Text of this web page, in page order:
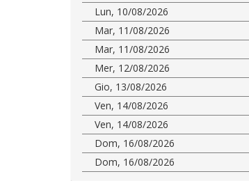
Lun, 10/08/2026
Mar, 11/08/2026
Mar, 11/08/2026
Mer, 12/08/2026
Gio, 13/08/2026
Ven, 14/08/2026
Ven, 14/08/2026
Dom, 16/08/2026
Dom, 16/08/2026